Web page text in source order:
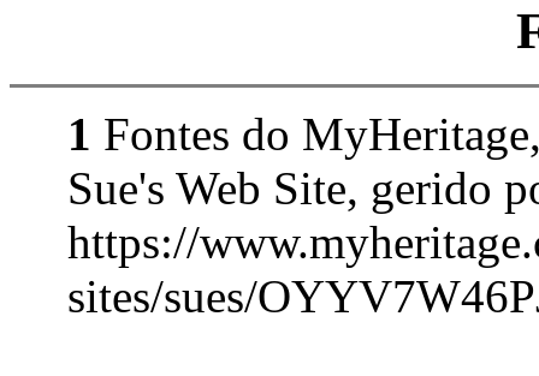
1 Fontes do
Sue's Web Site, gerido
https://
sites/sues/